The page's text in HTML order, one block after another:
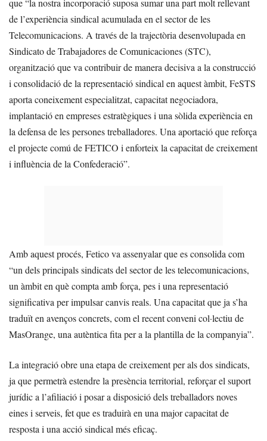
que “la nostra incorporació suposa sumar una part molt rellevant
de l’experiència sindical acumulada en el sector de les
Telecomunicacions. A través de la trajectòria desenvolupada en
Sindicato de Trabajadores de Comunicaciones (STC),
organització que va contribuir de manera decisiva a la construcció
i consolidació de la representació sindical en aquest àmbit, FeSTS
aporta coneixement especialitzat, capacitat negociadora,
implantació en empreses estratègiques i una sòlida experiència en
la defensa de les persones treballadores. Una aportació que reforça
el projecte comú de FETICO i enforteix la capacitat de creixement
i influència de la Confederació”.
Amb aquest procés, Fetico va assenyalar que es consolida com
“un dels principals sindicats del sector de les telecomunicacions,
un àmbit en què compta amb força, pes i una representació
significativa per impulsar canvis reals. Una capacitat que ja s’ha
traduït en avenços concrets, com el recent conveni col·lectiu de
MasOrange, una autèntica fita per a la plantilla de la companyia”.
La integració obre una etapa de creixement per als dos sindicats,
ja que permetrà estendre la presència territorial, reforçar el suport
jurídic a l’afiliació i posar a disposició dels treballadors noves
eines i serveis, fet que es traduirà en una major capacitat de
resposta i una acció sindical més eficaç.